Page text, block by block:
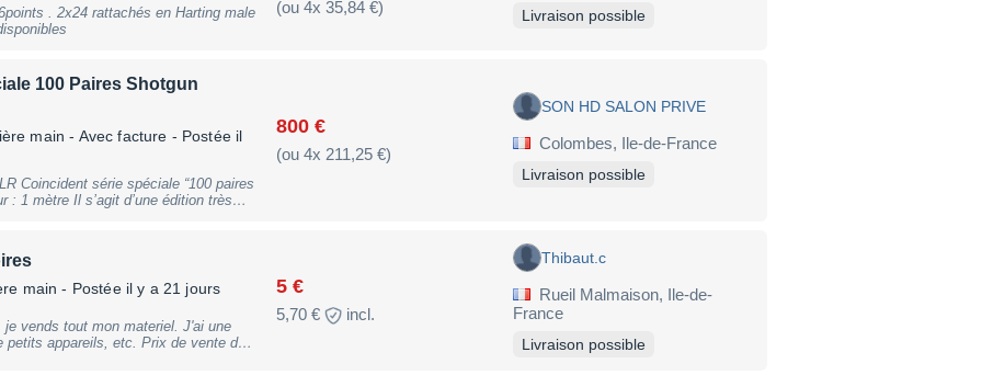
(ou 4x 35,84 €)
. 2x24 rattachés en Harting male
2 unités disponibles
Livraison possible
100 Paires Shotgun
main - Avec facture - Postée il
800 €
(ou 4x 211,25 €)
Coincident série spéciale “100 paires
: 1 mètre Il s’agit d’une édition très
pour offrir une transmission du
une bande passante large, un
tonale exemplaire. Leur architecture
sur un
un préamplificateur et un
SON HD SALON PRIVE
Colombes, Ile-de-France
Livraison possible
main - Postée il y a 21 jours 5 €
5,70 € incl.
etc. Prix de vente de
Thibaut.c
Rueil Malmaison, Ile-de-
France
Livraison possible